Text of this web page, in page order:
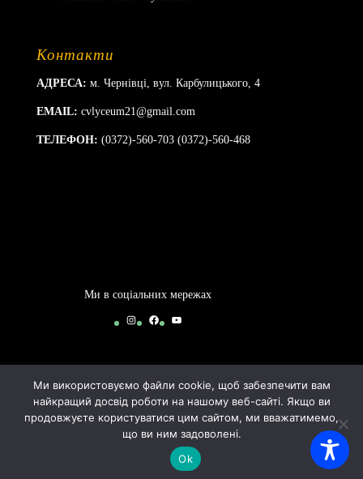
Контакти
АДРЕСА: м. Чернівці, вул. Карбулицького, 4
EMAIL: cvlyceum21@gmail.com
ТЕЛЕФОН: (0372)-560-703 (0372)-560-468
Ми в соціальних мережах
InstagramFacebookYouTube
2024-2026 © Чернівецький ліцей №21 | By Bogdan
Arhypov
Ми використовуємо файли cookie, щоб забезпечити вам
найкращий досвід роботи на нашому веб-сайті. Якщо ви
продовжуєте користуватися цим сайтом, ми вважатимемо,
що ви ним задоволені.
Ok